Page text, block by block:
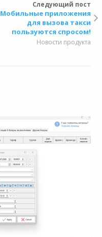
Следующий пост
Мобильные приложения
для вызова такси
пользуются спросом!
Новости продукта